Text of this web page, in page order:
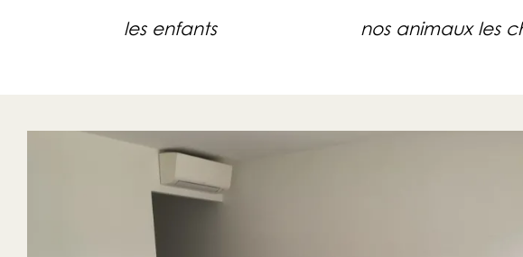
les enfants nos animaux les